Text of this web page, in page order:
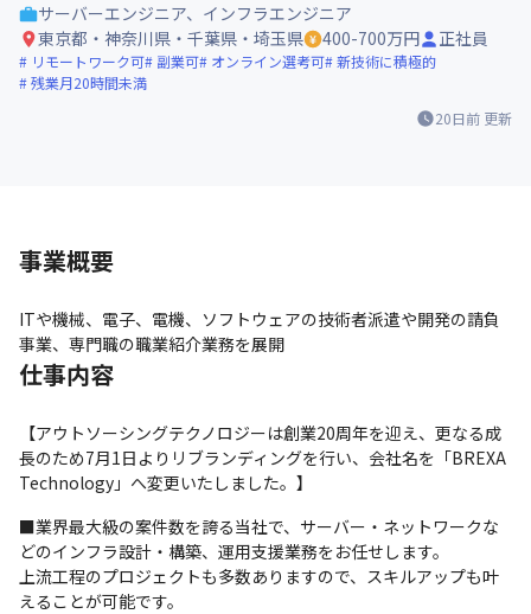
20日前 更新
サーバーエンジニア、インフラエンジニア
東京都・神奈川県・千葉県・埼玉県
400-700万円 正社員
リモートワーク可 副業可 オンライン選考可 新技術に積極的
残業月20時間未満
事業概要
ITや機械、電子、電機、ソフトウェアの技術者派遣や開発の請負
事業、専門職の職業紹介業務を展開
仕事内容
【アウトソーシングテクノロジーは創業20周年を迎え、更なる成
長のため7月1日よりリブランディングを行い、会社名を「BREXA
Technology」へ変更いたしました。】
■業界最大級の案件数を誇る当社で、サーバー・ネットワークな
どのインフラ設計・構築、運用支援業務をお任せします。
上流工程のプロジェクトも多数ありますので、スキルアップも叶
えることが可能です。